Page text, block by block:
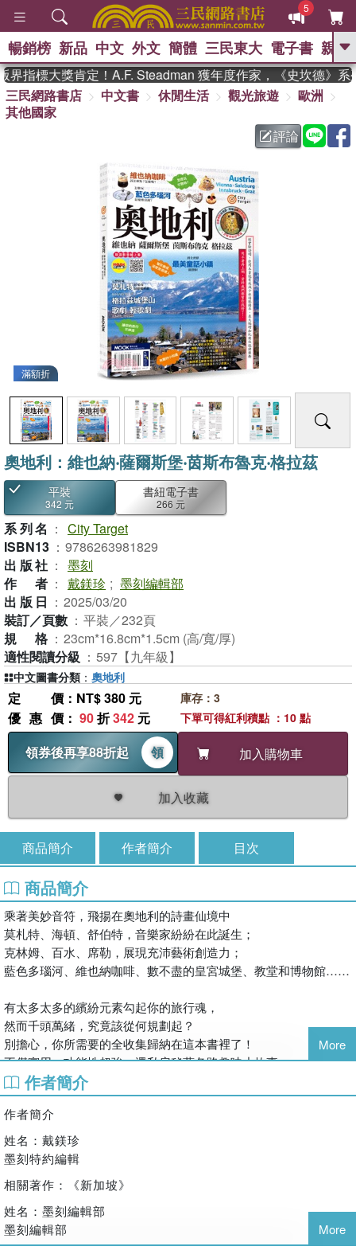
5
GO
熱搜： 東野圭吾 、 高希均教授回憶錄
暑期推薦 、 國際布克
方念華 、 台灣的李
登輝時代
偉大的迷走神經
暢銷榜 新品 中文 外文 簡體 三民東大 電子書 親子
指標大獎肯定！A.F. Steadman 獲年度作家，《史坎德》系列
三民網路書店
中文書 休閒生活 觀光旅遊
歐洲
其他國家
評論
滿額折
奧地利：維也納‧薩爾斯堡‧茵斯布魯克‧格拉茲
平裝
342 元
書紐電子書
266 元
系列名 ： City Target
ISBN13 ： 9786263981829
出版社 ： 墨刻
作者 ： 戴鎂珍 ; 墨刻編輯部
出版日 ： 2025/03/20
裝訂／頁數 ： 平裝／232頁
規格 ： 23cm*16.8cm*1.5cm (高/寬/厚)
適性閱讀分級 ： 597【九年級】
定價 ：NT$ 380 元
優惠價 ： 90折342 元
領券後再享88折起
領 加入購物車
加入收藏
庫存：3
下單可得紅利積點 ：10 點
中文圖書分類 ： 奧地利
商品簡介 作者簡介 目次
商品簡介
乘著美妙音符，飛揚在奧地利的詩畫仙境中
莫札特、海頓、舒伯特，音樂家紛紛在此誕生；
克林姆、百水、席勒，展現充沛藝術創造力；
藍色多瑙河、維也納咖啡、數不盡的皇宮城堡、教堂和博物館……
有太多太多的繽紛元素勾起你的旅行魂，
然而千頭萬緒，究竟該從何規劃起？
別擔心，你所需要的全收集歸納在這本書裡了！
不僅實用、功能性超強，還私房秘蒐各路趣味小故事，
無論跟團或自由行，讓你一路笑著玩～
★跟你想像中的奧地利不一樣，
搞清楚這些事，再出發～
◎維也納咖啡該怎麼點、怎麼喝？
◎奧地利人愛吃冰淇淋成痴？
◎除了歌劇，還有輕歌劇？
◎保護荷包！小心地鐵竊盜集團。
◎長住維也納的貝多芬其實是德國人！
More
作者簡介
作者簡介
姓名：戴鎂珍
墨刻特約編輯
相關著作：《新加坡》
姓名：墨刻編輯部
墨刻編輯部
More